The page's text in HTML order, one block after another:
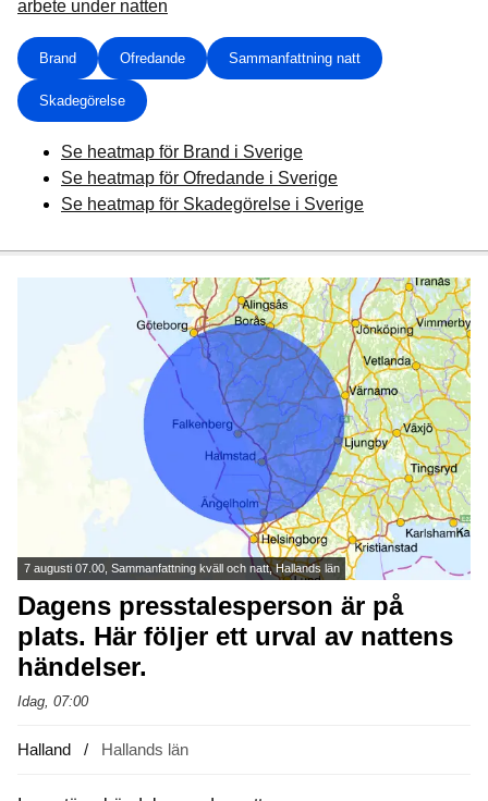
arbete under natten
Brand Ofredande Sammanfattning natt
Skadegörelse
Se heatmap för Brand i Sverige
Se heatmap för Ofredande i Sverige
Se heatmap för Skadegörelse i Sverige
7 augusti 07.00, Sammanfattning kväll och natt, Hallands län
Dagens presstalesperson är på
plats. Här följer ett urval av nattens
händelser.
Idag, 07:00
Halland Hallands län